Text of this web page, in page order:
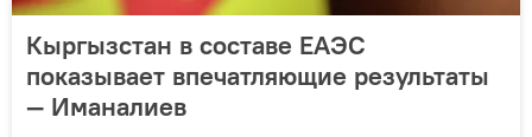
Кыргызстан в составе ЕАЭС
показывает впечатляющие результаты
— Иманалиев